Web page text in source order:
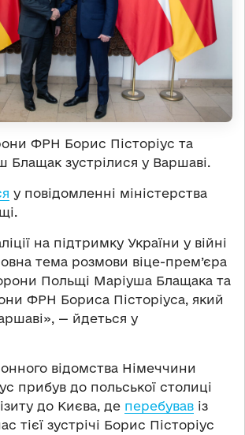
ФРН Борис Пісторіус та
Блащак зустрілися у Варшаві.
у повідомленні міністерства
на підтримку України у війні
тема розмови віце-прем’єра
Польщі Маріуша Блащака та
ФРН Бориса Пісторіуса, який
— йдеться у
відомства Німеччини
прибув до польської столиці
до Києва, де перебував із
тієї зустрічі Борис Пісторіус